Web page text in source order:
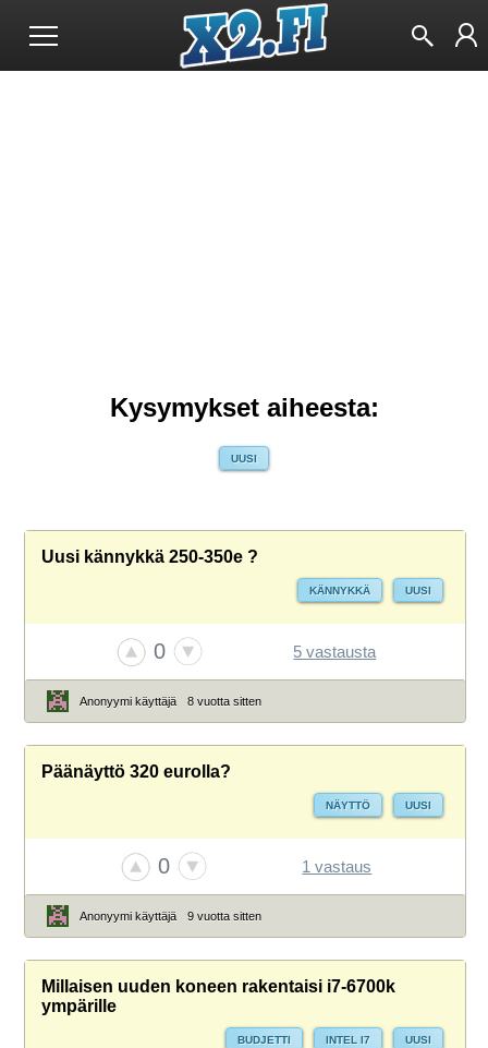
Kysymykset aiheesta:
UUSI
Uusi kännykkä 250-350e ?
KÄNNYKKÄ UUSI
0 5 vastausta
Anonyymi käyttäjä 8 vuotta sitten
Päänäyttö 320 eurolla?
NÄYTTÖ UUSI
0 1 vastaus
Anonyymi käyttäjä 9 vuotta sitten
Millaisen uuden koneen rakentaisi i7-6700k
ympärille
BUDJETTI INTEL I7 UUSI